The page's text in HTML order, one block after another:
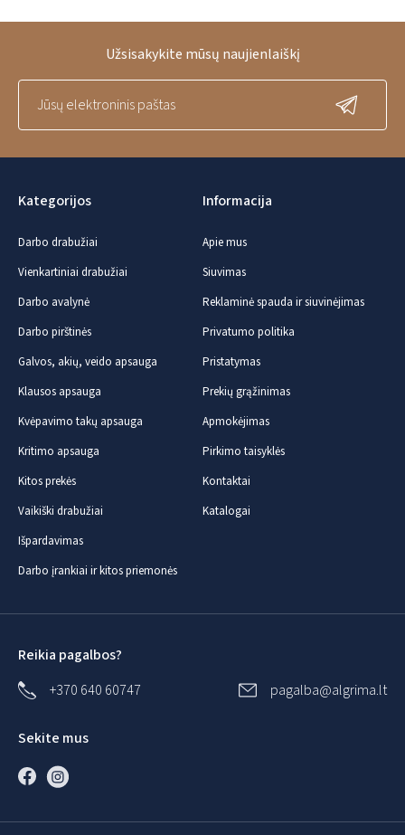
Kategorijos
Darbo drabužiai
Vienkartiniai drabužiai
Darbo avalynė
Darbo pirštinės
Galvos, akių, veido apsauga
Klausos apsauga
Kvėpavimo takų apsauga
Kritimo apsauga
Kitos prekės
Vaikiški drabužiai
Išpardavimas
Darbo įrankiai ir kitos priemonės
Informacija
Apie mus
Siuvimas
Reklaminė spauda ir siuvinėjimas
Privatumo politika
Pristatymas
Prekių grąžinimas
Apmokėjimas
Pirkimo taisyklės
Kontaktai
Katalogai
Užsisakykite mūsų naujienlaiškį
Reikia pagalbos?
+370 640 60747
pagalba@algrima.lt
Sekite mus